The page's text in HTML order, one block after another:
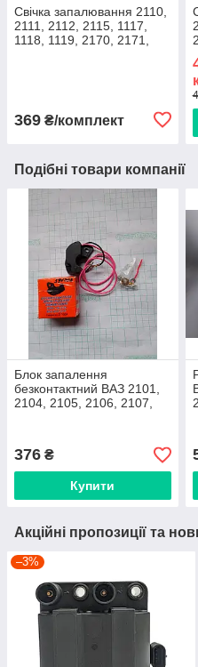
Свічка запалювання 2110,
2111, 2112, 2115, 1117,
1118, 1119, 2170, 2171,
369 ₴/комплект
Подібні товари компанії
Блок запалення
безконтактний ВАЗ 2101,
2104, 2105, 2106, 2107,
376 ₴
Купити
Акційні пропозиції та
–3%